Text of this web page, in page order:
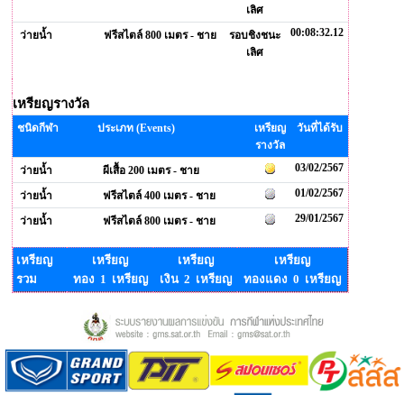
เลิศ
ว่ายน้ำ ฟรีสไตล์ 800 เมตร - ชาย
รอบชิงชนะ
เลิศ
00:08:32.12
เหรียญรางวัล
ชนิดกีฬา ประเภท (Events)
เหรียญ
รางวัล
วันที่ได้รับ
ว่ายน้ำ ผีเสื้อ 200 เมตร - ชาย 03/02/2567
ว่ายน้ำ ฟรีสไตล์ 400 เมตร - ชาย 01/02/2567
ว่ายน้ำ ฟรีสไตล์ 800 เมตร - ชาย 29/01/2567
เหรียญ
รวม
เหรียญ
ทอง 1 เหรียญ
เหรียญ
เงิน 2 เหรียญ
เหรียญ
ทองแดง 0 เหรียญ